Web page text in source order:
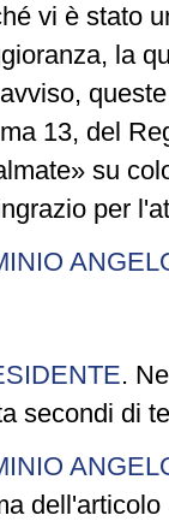
vi è stato
la
13, del
su
per
.
secondi di